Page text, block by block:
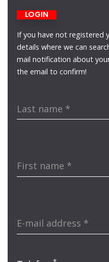
LOGIN
If you have not registered
details where we can
mail notification about
the email to confirm!
Last name *
First name *
E-mail address *